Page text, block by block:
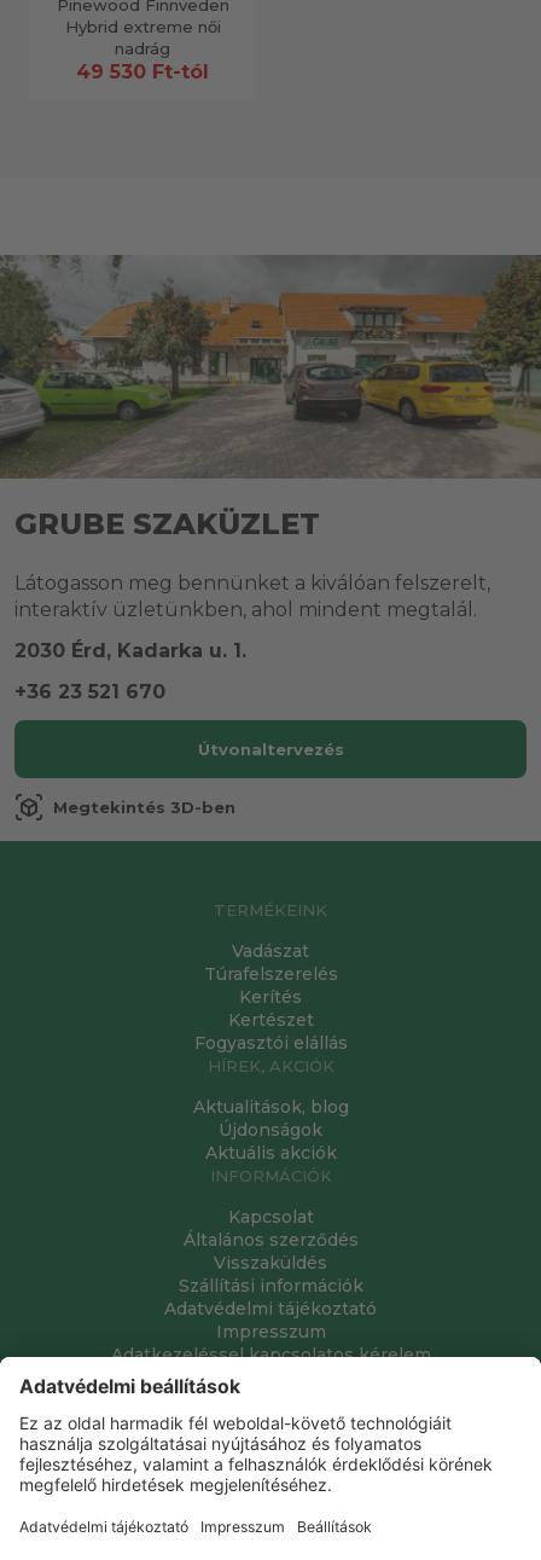
Pinewood Finnveden
Hybrid extreme női
nadrág
49 530 Ft-tól
GRUBE SZAKÜZLET
Látogasson meg bennünket a kiválóan felszerelt,
interaktív üzletünkben, ahol mindent megtalál.
2030 Érd, Kadarka u. 1.
+36 23 521 670
Útvonaltervezés
view_in_ar Megtekintés 3D-ben
TERMÉKEINK
Vadászat
Túrafelszerelés
Kerítés
Kertészet
Fogyasztói elállás
HÍREK, AKCIÓK
Aktualitások, blog
Újdonságok
Aktuális akciók
INFORMÁCIÓK
Kapcsolat
Általános szerződés
Visszaküldés
Szállítási információk
Adatvédelmi tájékoztató
Impresszum
Adatkezeléssel kapcsolatos kérelem